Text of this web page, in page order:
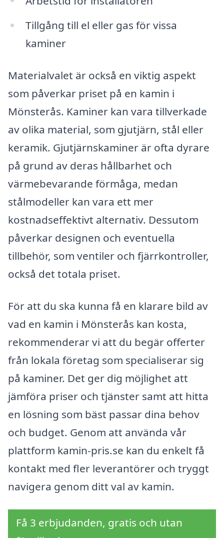
Tillgång till el eller gas för vissa
kaminer
Materialvalet är också en viktig aspekt
som påverkar priset på en kamin i
Mönsterås. Kaminer kan vara tillverkade
av olika material, som gjutjärn, stål eller
keramik. Gjutjärnskaminer är ofta dyrare
på grund av deras hållbarhet och
värmebevarande förmåga, medan
stålmodeller kan vara ett mer
kostnadseffektivt alternativ. Dessutom
påverkar designen och eventuella
tillbehör, som ventiler och fjärrkontroller,
också det totala priset.
För att du ska kunna få en klarare bild av
vad en kamin i Mönsterås kan kosta,
rekommenderar vi att du begär offerter
från lokala företag som specialiserar sig
på kaminer. Det ger dig möjlighet att
jämföra priser och tjänster samt att hitta
en lösning som bäst passar dina behov
och budget. Genom att använda vår
plattform kamin-pris.se kan du enkelt få
kontakt med fler leverantörer och tryggt
navigera genom ditt val av kamin.
Få 3 erbjudanden, gratis och utan